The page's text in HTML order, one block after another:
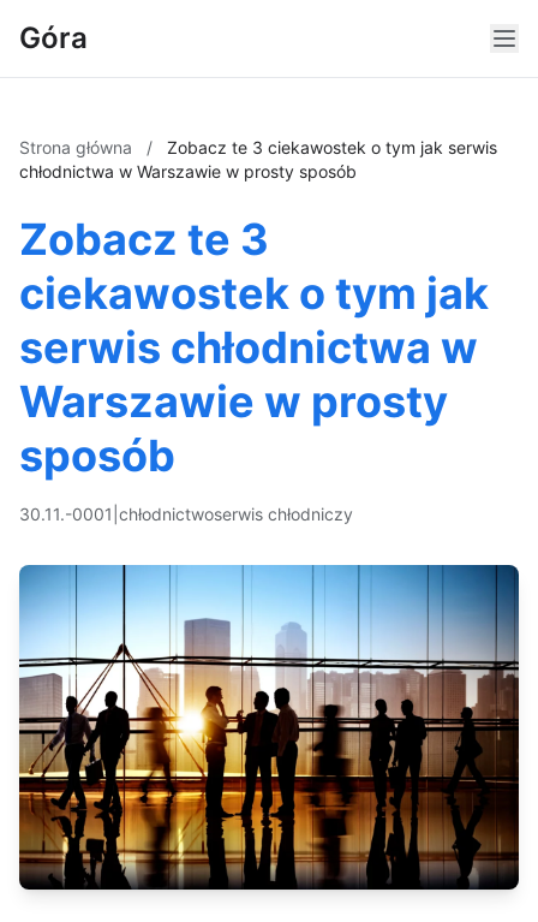
Góra
Strona główna /
Zobacz te 3 ciekawostek o tym jak serwis
chłodnictwa w Warszawie w prosty sposób
Zobacz te 3
ciekawostek o tym jak
serwis chłodnictwa w
Warszawie w prosty
sposób
30.11.-0001 chłodnictwoserwis chłodniczy